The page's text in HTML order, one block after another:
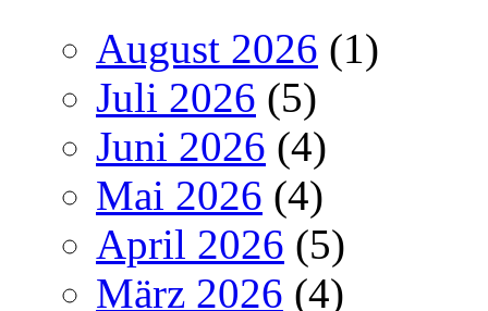
August 2026 (1)
Juli 2026 (5)
Juni 2026 (4)
Mai 2026 (4)
April 2026 (5)
März 2026 (4)